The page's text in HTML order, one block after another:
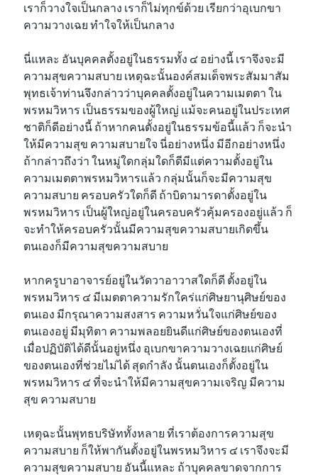
เราก็วางใจเป็นกลาง เราก็ไม่ทุกข์ด้วย เรียกว่าอุเบกขา
ความวางเฉย ทำใจให้เป็นกลาง
นี่แหละ อันบุคคลตั้งอยู่ในธรรมทั้ง ๔ อย่างนี้ เราจึงจะมี
ความสุขความสบาย เหตุฉะนั้นองค์สมเด็จพระสัมมาสัม
พุทธเจ้าท่านจึงกล่าวว่าบุคคลตั้งอยู่ในความเมตตา ใน
พรหมวิหาร เป็นธรรมของผู้ใหญ่ แม้จะคนอยู่ในประเทศ
ชาติก็ดีอย่างนี้ ถ้าหากคนตั้งอยู่ในธรรมข้อนี้แล้ว ก็จะนำ
ให้มีความสุข ความสบายใจ นี่อย่างหนึ่ง มีอีกอย่างหนึ่ง
ถ้ากล่าวถึงว่า ในหมู่ใดกลุ่มใดก็ดีมีแต่ความตั้งอยู่ใน
ความเมตตาพรหมวิหารแล้ว กลุ่มนั้นก็จะมีความสุข
ความสบาย ครอบครัวใดก็ดี ถ้าบิดามารดาตั้งอยู่ใน
พรหมวิหาร เป็นผู้ใหญ่อยู่ในครอบครัวคุ้มครองอยู่แล้ว ก็
จะทำให้ครอบครัวนั้นมีความสุขความสบายเกิดขึ้น
ตนเองก็มีความสุขความสบาย
หากครูบาอาจารย์อยู่ในวัดวาอาวาสใดก็ดี ตั้งอยู่ใน
พรหมวิหาร ๔ มีเมตตาความรักใคร่แก่ศิษยานุศิษย์ของ
ตนเอง มีกรุณาความสงสาร ความหวั่นใจแก่ศิษย์ของ
ตนเองอยู่ มีมุทิตา ความพลอยยินดีแก่ศิษย์ของตนเองที่
เมื่อปฏิบัติได้ดีนั้นอยู่หนึ่ง อุเบกขาความวางเฉยแก่ศิษย์
ของตนเองที่ช่วยไม่ได้ สุดกำลัง นั้นตนเองก็ตั้งอยู่ใน
พรหมวิหาร ๔ ที่จะนำให้มีความสุขความเจริญ มีความ
สุข ความสบาย
เหตุฉะนั้นพุทธบริษัททั้งหลาย ที่เราต้องการความสุข
ความสบาย ก็ให้พากันตั้งอยู่ในพรหมวิหาร ๔ เราจึงจะมี
ความสุขความสบาย อันนี้แหละ ถ้าบุคคลขาดจากการ